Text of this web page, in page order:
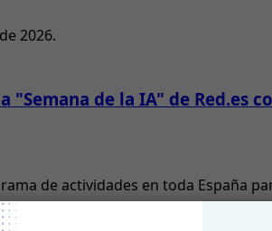
2026.
"Semana de la IA" de
de actividades en toda España